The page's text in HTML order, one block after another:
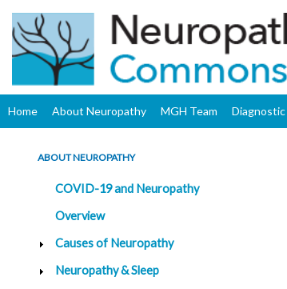
Home About Neuropathy MGH Team
ABOUT NEUROPATHY
COVID-19 and Neuropathy
Overview
Causes of Neuropathy
Neuropathy & Sleep